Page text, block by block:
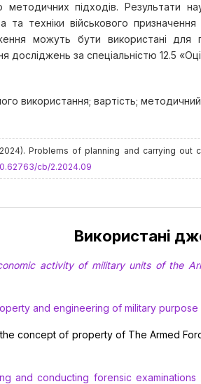
підходів. Результати
та техніки військового
можуть бути використані
за спеціальністю 12.5
використання; вартість; методичний
Problems of planning and carrying
cb/2.2024.09
Використані
activity of military units of the
and engineering of military purpose
concept of property of The Armed
and conducting forensic examinations